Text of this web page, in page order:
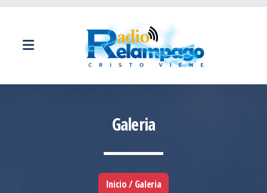
Galeria
Inicio / Galeria